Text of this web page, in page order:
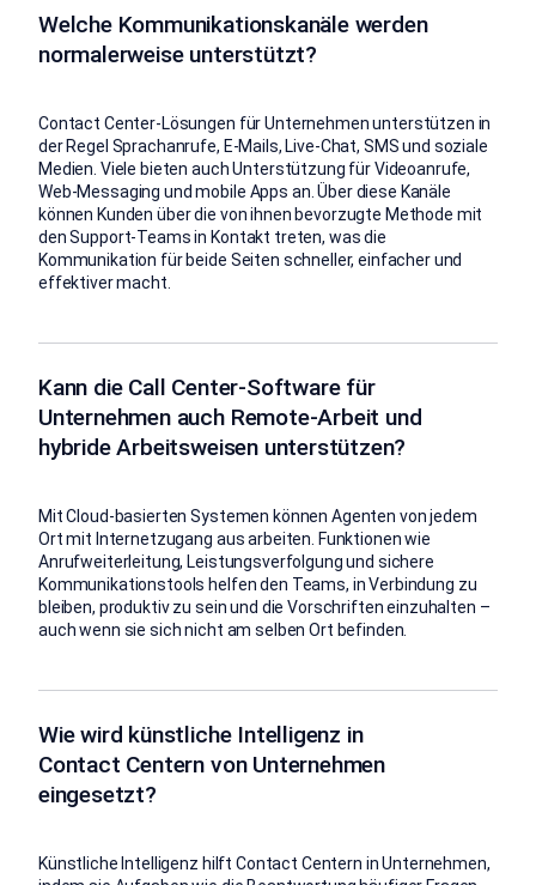
Welche Kommunikationskanäle werden
normalerweise unterstützt?
Contact Center-Lösungen für Unternehmen unterstützen in
der Regel Sprachanrufe, E-Mails, Live-Chat, SMS und soziale
Medien. Viele bieten auch Unterstützung für Videoanrufe,
Web-Messaging und mobile Apps an. Über diese Kanäle
können Kunden über die von ihnen bevorzugte Methode mit
den Support-Teams in Kontakt treten, was die
Kommunikation für beide Seiten schneller, einfacher und
effektiver macht.
Kann die Call Center-Software für
Unternehmen auch Remote-Arbeit und
hybride Arbeitsweisen unterstützen?
Mit Cloud-basierten Systemen können Agenten von jedem
Ort mit Internetzugang aus arbeiten. Funktionen wie
Anrufweiterleitung, Leistungsverfolgung und sichere
Kommunikationstools helfen den Teams, in Verbindung zu
bleiben, produktiv zu sein und die Vorschriften einzuhalten –
auch wenn sie sich nicht am selben Ort befinden.
Wie wird künstliche Intelligenz in
Contact Centern von Unternehmen
eingesetzt?
Künstliche Intelligenz hilft Contact Centern in Unternehmen,